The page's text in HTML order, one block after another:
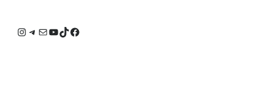
Instagram
Telegram
E-Youtube
TikTok
Facebook